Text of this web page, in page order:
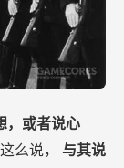
，或者说心
么说， 与其说